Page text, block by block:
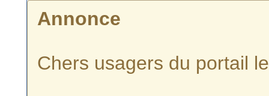
Annonce
Chers usagers du portail